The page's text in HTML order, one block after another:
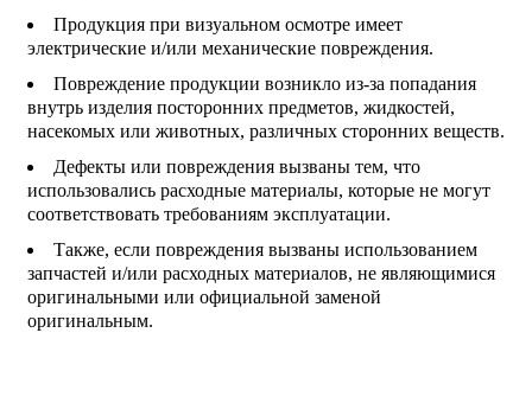
Продукция при визуальном осмотре имеет
электрические и/или механические повреждения.
Повреждение продукции возникло из-за попадания
внутрь изделия посторонних предметов, жидкостей,
насекомых или животных, различных сторонних веществ.
Дефекты или повреждения вызваны тем, что
использовались расходные материалы, которые не могут
соответствовать требованиям эксплуатации.
Также, если повреждения вызваны использованием
запчастей и/или расходных материалов, не являющимися
оригинальными или официальной заменой
оригинальным.